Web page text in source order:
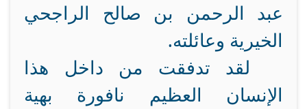
عبد الرحمن بن صالح الراجحي
الخيرية وعائلته.
لقد تدفقت من داخل هذا
الإنسان العظيم نافورة بهية